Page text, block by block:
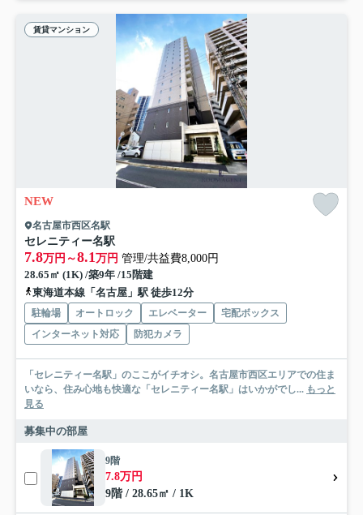
賃貸マンション
NEW
名古屋市西区名駅
セレニティー名駅
7.8万円～8.1万円 管理/共益費8,000円
28.65㎡ (1K) /築9年 /15階建
東海道本線「名古屋」駅 徒歩12分
駐輪場 オートロック エレベーター
宅配ボックス
インターネット対応
防犯カメラ
「セレニティー名駅」のここがイチオシ。名古屋市西区エリアでの住ま
いなら、住み心地も快適な「セレニティー名駅」はいかがでし... もっと
見る
募集中の部屋
9階
7.8万円
9階 / 28.65㎡ / 1K